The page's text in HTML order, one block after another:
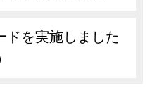
ドを実施しました